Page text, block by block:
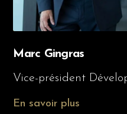
Marc Gingras
Vice-président
En savoir plus